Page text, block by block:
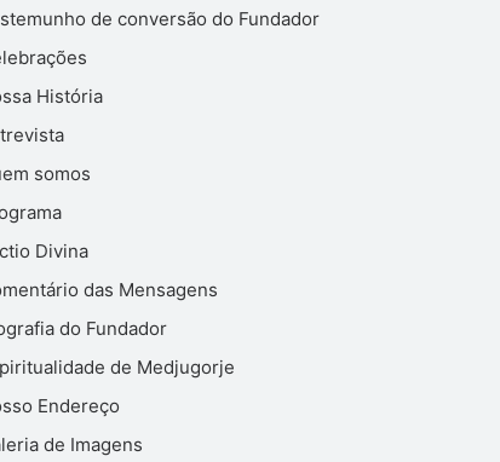
de conversão do Fundador
História
somos
Divina
das Mensagens
do Fundador
de Medjugorje
Endereço
de Imagens